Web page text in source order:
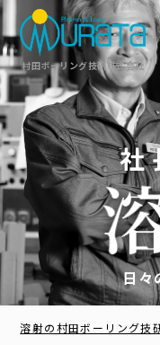
村田ボーリング技研株式会社
社
日々
溶射の村田ボーリング技